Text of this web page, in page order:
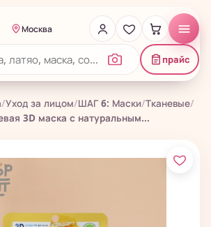
Москва
прайс
/Уход за лицом/ШАГ 6: Маски/Тканевые/
3D маска с натуральным...